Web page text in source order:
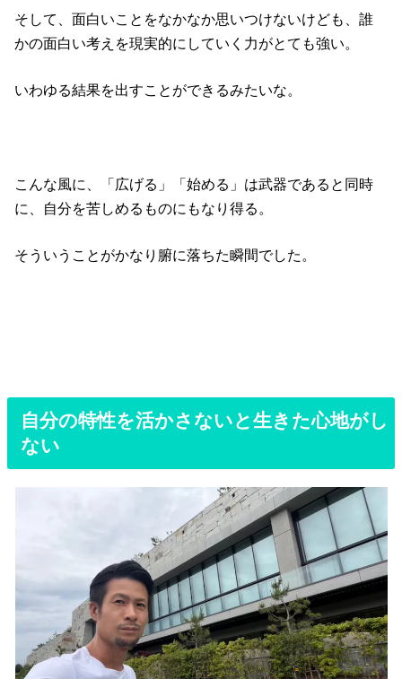
そして、面白いことをなかなか思いつけないけども、誰
かの面白い考えを現実的にしていく力がとても強い。
いわゆる結果を出すことができるみたいな。
こんな風に、「広げる」「始める」は武器であると同時
に、自分を苦しめるものにもなり得る。
そういうことがかなり腑に落ちた瞬間でした。
自分の特性を活かさないと生きた心地がし
ない